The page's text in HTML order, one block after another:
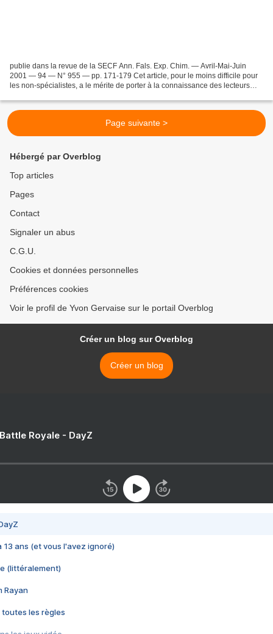
publie dans la revue de la SECF Ann. Fals. Exp. Chim. — Avril-Mai-Juin
2001 — 94 — N° 955 — pp. 171-179 Cet article, pour le moins difficile pour
les non-spécialistes, a le mérite de porter à la connaissance des lecteurs
Page suivante >
Hébergé par Overblog
Top articles
Pages
Contact
Signaler un abus
C.G.U.
Cookies et données personnelles
Préférences cookies
Voir le profil de Yvon Gervaise sur le portail Overblog
Créer un blog sur Overblog
Créer un blog
Royale - DayZ
13 ans (et vous l'avez ignoré)
(littéralement)
Rayan
toutes les règles